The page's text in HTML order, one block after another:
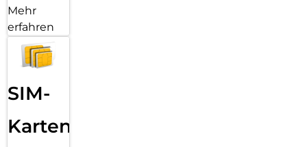
Mehr
erfahren
SIM-
Karten